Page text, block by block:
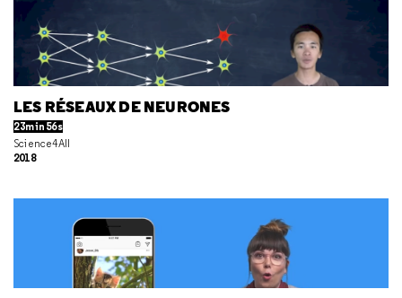
LES RÉSEAUX DE NEURONES
23min56s
Science4All
2018